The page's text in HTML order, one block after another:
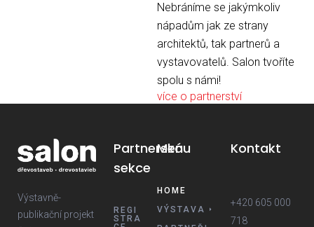
Nebráníme se jakýmkoliv
nápadům jak ze strany
architektů, tak partnerů a
vystavovatelů. Salon tvoříte
spolu s námi!
více o partnerství
Výstavně-
publikační projekt
Partnerská
sekce
REGI
STRA
Menu
HOME
VÝSTAVA
Kontakt
+420 605 000
718